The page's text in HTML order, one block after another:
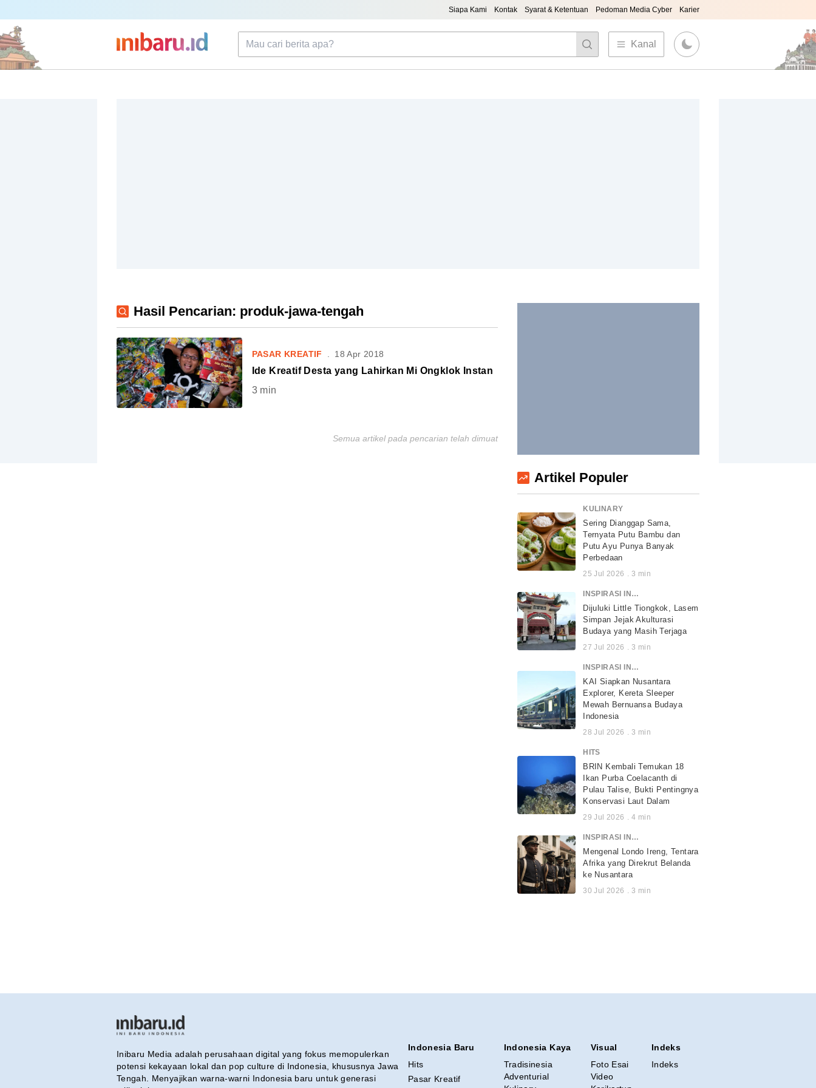
Siapa Kami Kontak Syarat & Ketentuan Pedoman Media Cyber Karier
Kanal
Hasil Pencarian: produk-jawa-tengah
PASAR KREATIF 18 Apr 2018
Ide Kreatif Desta yang Lahirkan Mi Ongklok Instan
3min
Semua artikel pada pencarian telah dimuat
Artikel Populer
KULINARY
Sering Dianggap Sama,
Ternyata Putu Bambu dan
Putu Ayu Punya Banyak
Perbedaan
25 Jul 2026 . 3 min
INSPIRASI INDONESIA
Dijuluki Little Tiongkok, Lasem
Simpan Jejak Akulturasi
Budaya yang Masih Terjaga
27 Jul 2026 . 3 min
INSPIRASI INDONESIA
KAI Siapkan Nusantara
Explorer, Kereta Sleeper
Mewah Bernuansa Budaya
Indonesia
28 Jul 2026 . 3 min
HITS
BRIN Kembali Temukan 18
Ikan Purba Coelacanth di
Pulau Talise, Bukti Pentingnya
Konservasi Laut Dalam
29 Jul 2026 . 4 min
INSPIRASI INDONESIA
Mengenal Londo Ireng, Tentara
Afrika yang Direkrut Belanda
ke Nusantara
30 Jul 2026 . 3 min
Inibaru Media adalah perusahaan digital yang fokus memopulerkan
potensi kekayaan lokal dan pop culture di Indonesia, khususnya Jawa
Tengah. Menyajikan warna-warni Indonesia baru untuk generasi
Indonesia Baru
Hits
Pasar Kreatif
Indonesia Kaya
Tradisinesia
Adventurial
Visual
Foto Esai
Video
Indeks
Indeks